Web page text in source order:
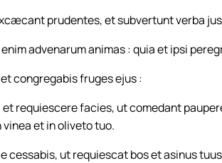
prudentes, et subvertunt verba
advenarum animas : quia et ipsi
congregabis fruges ejus :
requiescere facies, ut comedant
et in oliveto tuo.
cessabis, ut requiescat bos et asinus